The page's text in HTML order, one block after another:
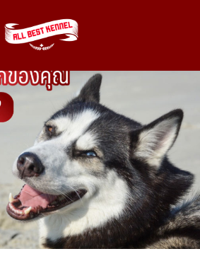
ไซบีเรียนฮัสกี้ ฟาร์มไซบีเรียนที่ดีที่สุดในไทย ติดต่อสอบถาม 0819119104